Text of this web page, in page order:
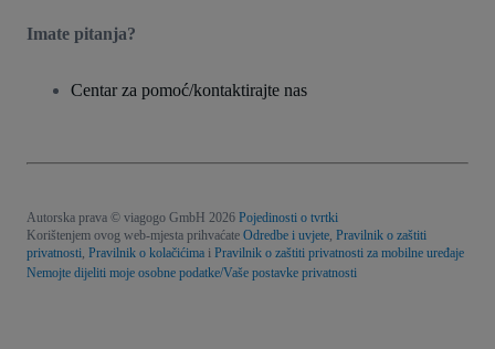
Imate pitanja?
Centar za pomoć/kontaktirajte nas
Autorska prava © viagogo GmbH 2026 Pojedinosti o tvrtki
Korištenjem ovog web-mjesta prihvaćate Odredbe i uvjete, Pravilnik o zaštiti
privatnosti, Pravilnik o kolačićima i Pravilnik o zaštiti privatnosti za mobilne uređaje
Nemojte dijeliti moje osobne podatke/Vaše postavke privatnosti